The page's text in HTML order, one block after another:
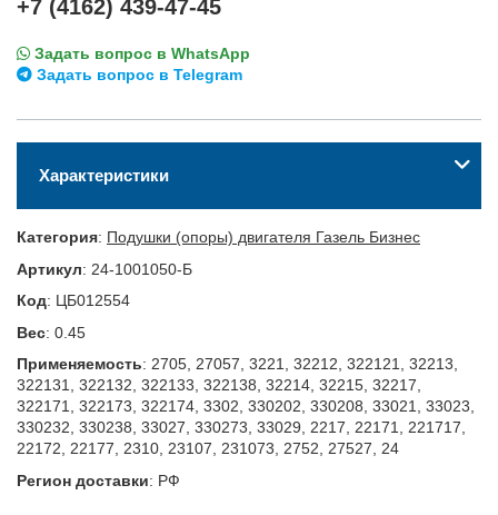
+7 (4162) 439-47-45
Задать вопрос в WhatsApp
Задать вопрос в Telegram
Характеристики
Категория: Подушки (опоры) двигателя Газель Бизнес
Артикул: 24-1001050-Б
Код: ЦБ012554
Вес: 0.45
Применяемость: 2705, 27057, 3221, 32212, 322121, 32213,
322131, 322132, 322133, 322138, 32214, 32215, 32217,
322171, 322173, 322174, 3302, 330202, 330208, 33021, 33023,
330232, 330238, 33027, 330273, 33029, 2217, 22171, 221717,
22172, 22177, 2310, 23107, 231073, 2752, 27527, 24
Регион доставки: РФ